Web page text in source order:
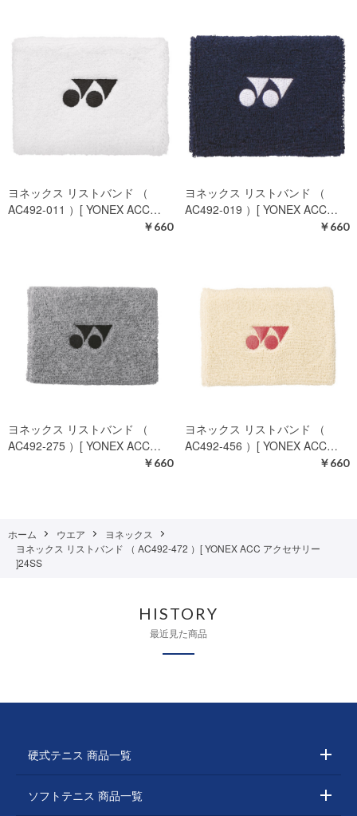
ヨネックス リストバンド （
AC492-011 ）[ YONEX ACC…
￥660
ヨネックス リストバンド （
AC492-019 ）[ YONEX ACC…
￥660
ヨネックス リストバンド （
AC492-275 ）[ YONEX ACC…
￥660
ヨネックス リストバンド （
AC492-456 ）[ YONEX ACC…
￥660
ホーム ウエア
ヨネックス
ヨネックス リストバンド （ AC492-472 ）[ YONEX ACC アクセサリー
]24SS
HISTORY
最近見た商品
硬式テニス 商品一覧
ソフトテニス 商品一覧